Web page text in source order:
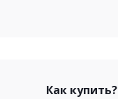
Как купить?